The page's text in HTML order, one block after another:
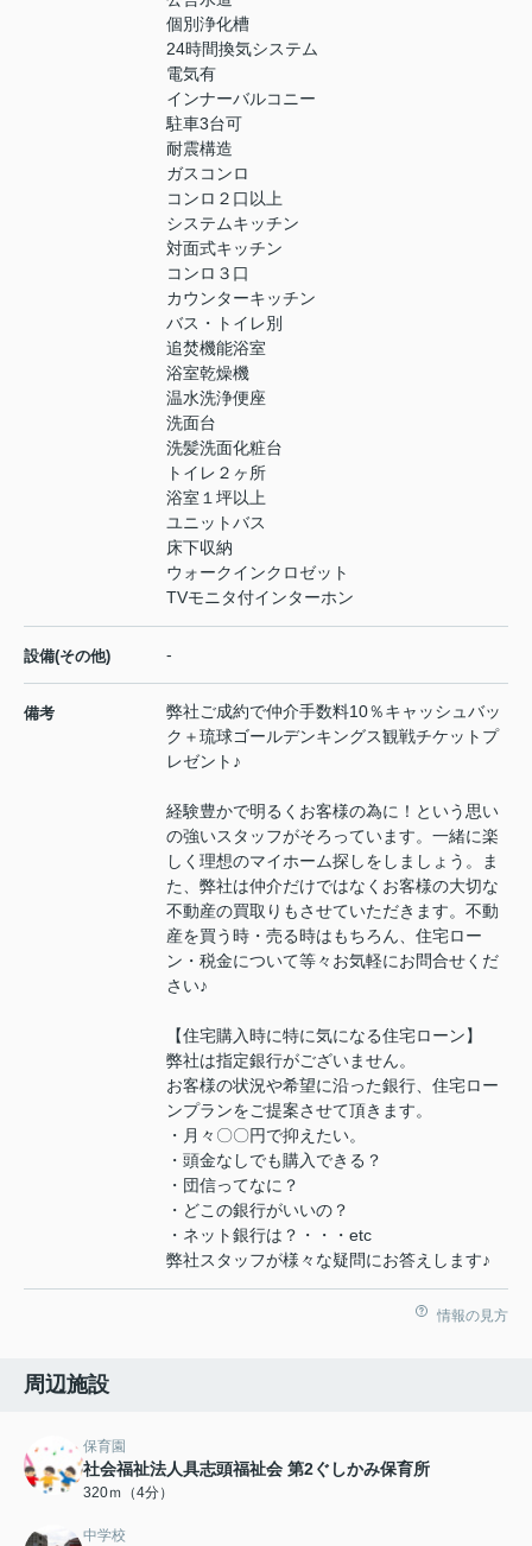
個別浄化槽
24時間換気システム
電気有
インナーバルコニー
駐車3台可
耐震構造
ガスコンロ
コンロ２口以上
システムキッチン
対面式キッチン
コンロ３口
カウンターキッチン
バス・トイレ別
追焚機能浴室
浴室乾燥機
温水洗浄便座
洗面台
洗髪洗面化粧台
トイレ２ヶ所
浴室１坪以上
ユニットバス
床下収納
ウォークインクロゼット
TVモニタ付インターホン
設備(その他) -
備考
弊社ご成約で仲介手数料10％キャッシュバッ
ク＋琉球ゴールデンキングス観戦チケットプ
レゼント♪
経験豊かで明るくお客様の為に！という思い
の強いスタッフがそろっています。一緒に楽
しく理想のマイホーム探しをしましょう。ま
た、弊社は仲介だけではなくお客様の大切な
不動産の買取りもさせていただきます。不動
産を買う時・売る時はもちろん、住宅ロー
ン・税金について等々お気軽にお問合せくだ
さい♪
【住宅購入時に特に気になる住宅ローン】
弊社は指定銀行がございません。
お客様の状況や希望に沿った銀行、住宅ロー
ンプランをご提案させて頂きます。
・月々〇〇円で抑えたい。
・頭金なしでも購入できる？
・団信ってなに？
・どこの銀行がいいの？
・ネット銀行は？・・・etc
弊社スタッフが様々な疑問にお答えします♪
情報の見方
周辺施設
保育園
社会福祉法人具志頭福祉会 第2ぐしかみ保育所
320ｍ（4分）
中学校